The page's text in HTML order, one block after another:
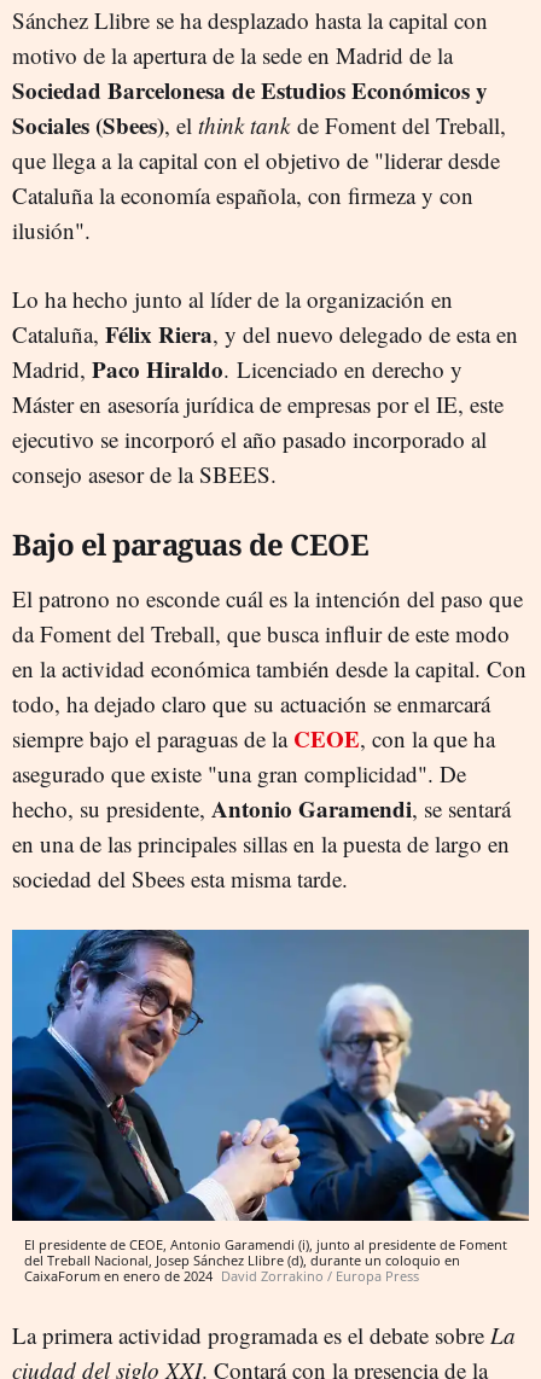
Sánchez Llibre se ha desplazado hasta la capital con
motivo de la apertura de la sede en Madrid de la
Sociedad Barcelonesa de Estudios Económicos y
Sociales (Sbees), el think tankde Foment del Treball,
que llega a la capital con el objetivo de "liderar desde
Cataluña la economía española, con firmeza y con
ilusión".
Lo ha hecho junto al líder de la organización en
Cataluña, Félix Riera, y del nuevo delegado de esta en
Madrid, Paco Hiraldo. Licenciado en derecho y
Máster en asesoría jurídica de empresas por el IE, este
ejecutivo se incorporó el año pasado incorporado al
consejo asesor de la SBEES.
Bajo el paraguas de CEOE
El patrono no esconde cuál es la intención del paso que
da Foment del Treball, que busca influir de este modo
en la actividad económica también desde la capital. Con
todo, ha dejado claro que su actuación se enmarcará
siempre bajo el paraguas de la CEOE, con la que ha
asegurado que existe "una gran complicidad". De
hecho, su presidente, Antonio Garamendi, se sentará
en una de las principales sillas en la puesta de largo en
sociedad del Sbees esta misma tarde.
El presidente de CEOE, Antonio Garamendi (i), junto al presidente de Foment
del Treball Nacional, Josep Sánchez Llibre (d), durante un coloquio en
CaixaForum en enero de 2024 David Zorrakino / Europa Press
La primera actividad programada es el debate sobre La
ciudad del siglo XXI. Contará con la presencia de la